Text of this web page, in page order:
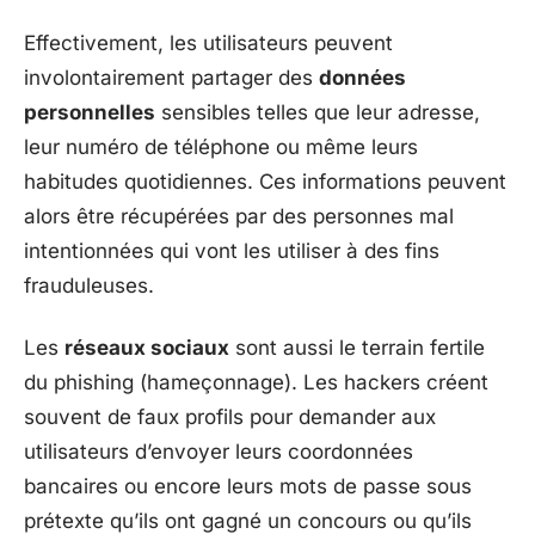
Effectivement, les utilisateurs peuvent
involontairement partager des données
personnelles sensibles telles que leur adresse,
leur numéro de téléphone ou même leurs
habitudes quotidiennes. Ces informations peuvent
alors être récupérées par des personnes mal
intentionnées qui vont les utiliser à des fins
frauduleuses.
Les réseaux sociaux sont aussi le terrain fertile
du phishing (hameçonnage). Les hackers créent
souvent de faux profils pour demander aux
utilisateurs d’envoyer leurs coordonnées
bancaires ou encore leurs mots de passe sous
prétexte qu’ils ont gagné un concours ou qu’ils